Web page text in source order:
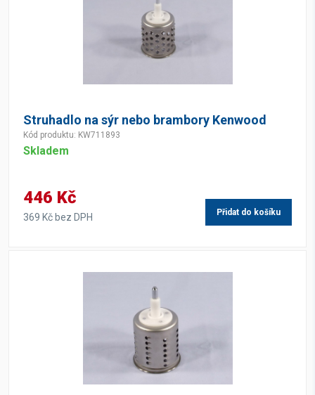
Struhadlo na sýr nebo brambory Kenwood
Kód produktu: KW711893
Skladem
446 Kč
369 Kč bez DPH Přidat do košíku